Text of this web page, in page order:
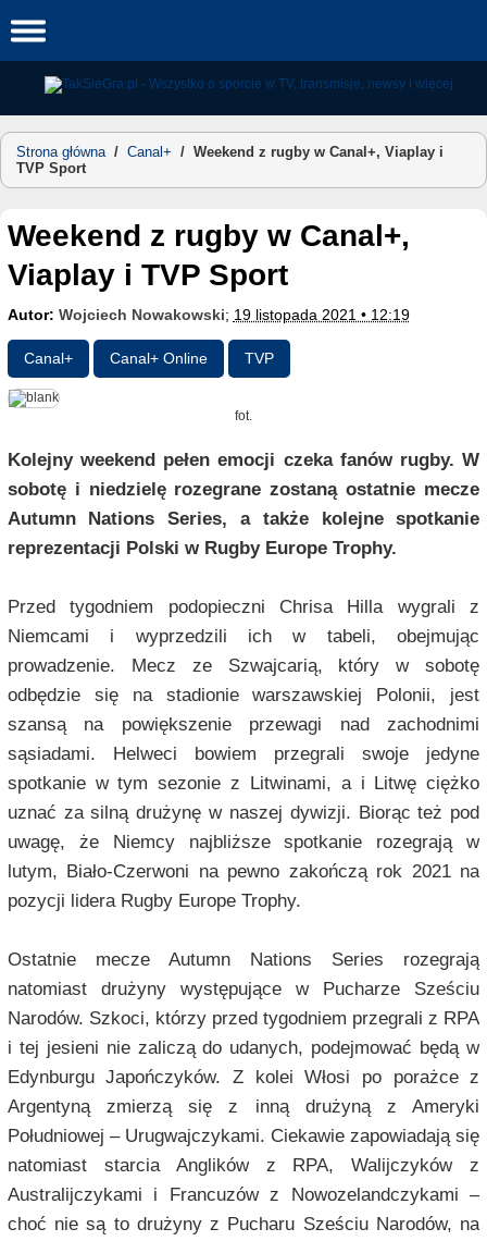
to
Strona główna/ Canal+ / Weekend z rugby w Canal+, Viaplay i
TVP Sport
Weekend z rugby w Canal+,
Viaplay i TVP Sport
Autor: Wojciech Nowakowski; 19 listopada 2021 • 12:19
Canal+ Canal+ Online TVP
fot.
Kolejny weekend pełen emocji czeka fanów rugby. W
sobotę i niedzielę rozegrane zostaną ostatnie mecze
Autumn Nations Series, a także kolejne spotkanie
reprezentacji Polski w Rugby Europe Trophy.
Przed tygodniem podopieczni Chrisa Hilla wygrali z
Niemcami i wyprzedzili ich w tabeli, obejmując
prowadzenie. Mecz ze Szwajcarią, który w sobotę
odbędzie się na stadionie warszawskiej Polonii, jest
szansą na powiększenie przewagi nad zachodnimi
sąsiadami. Helweci bowiem przegrali swoje jedyne
spotkanie w tym sezonie z Litwinami, a i Litwę ciężko
uznać za silną drużynę w naszej dywizji. Biorąc też pod
uwagę, że Niemcy najbliższe spotkanie rozegrają w
lutym, Biało-Czerwoni na pewno zakończą rok 2021 na
pozycji lidera Rugby Europe Trophy.
Ostatnie mecze Autumn Nations Series rozegrają
natomiast drużyny występujące w Pucharze Sześciu
Narodów. Szkoci, którzy przed tygodniem przegrali z RPA
i tej jesieni nie zaliczą do udanych, podejmować będą w
Edynburgu Japończyków. Z kolei Włosi po porażce z
Argentyną zmierzą się z inną drużyną z Ameryki
Południowej – Urugwajczykami. Ciekawie zapowiadają się
natomiast starcia Anglików z RPA, Walijczyków z
Australijczykami i Francuzów z Nowozelandczykami –
choć nie są to drużyny z Pucharu Sześciu Narodów, na